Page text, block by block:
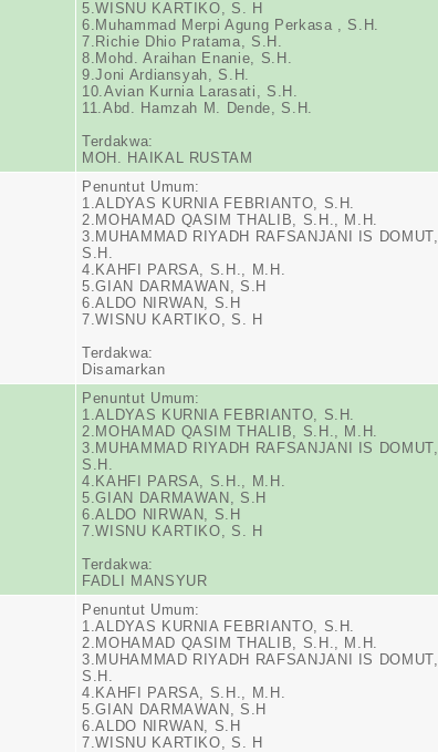
5.WISNU KARTIKO, S. H
6.Muhammad Merpi Agung Perkasa , S.H.
7.Richie Dhio Pratama, S.H.
8.Mohd. Araihan Enanie, S.H.
9.Joni Ardiansyah, S.H.
10.Avian Kurnia Larasati, S.H.
11.Abd. Hamzah M. Dende, S.H.
Terdakwa:
MOH. HAIKAL RUSTAM
Penuntut Umum:
1.ALDYAS KURNIA FEBRIANTO, S.H.
2.MOHAMAD QASIM THALIB, S.H., M.H.
3.MUHAMMAD RIYADH RAFSANJANI IS DOMUT,
S.H.
4.KAHFI PARSA, S.H., M.H.
5.GIAN DARMAWAN, S.H
6.ALDO NIRWAN, S.H
7.WISNU KARTIKO, S. H
Terdakwa:
Disamarkan
Penuntut Umum:
1.ALDYAS KURNIA FEBRIANTO, S.H.
2.MOHAMAD QASIM THALIB, S.H., M.H.
3.MUHAMMAD RIYADH RAFSANJANI IS DOMUT,
S.H.
4.KAHFI PARSA, S.H., M.H.
5.GIAN DARMAWAN, S.H
6.ALDO NIRWAN, S.H
7.WISNU KARTIKO, S. H
Terdakwa:
FADLI MANSYUR
Penuntut Umum:
1.ALDYAS KURNIA FEBRIANTO, S.H.
2.MOHAMAD QASIM THALIB, S.H., M.H.
3.MUHAMMAD RIYADH RAFSANJANI IS DOMUT,
S.H.
4.KAHFI PARSA, S.H., M.H.
5.GIAN DARMAWAN, S.H
6.ALDO NIRWAN, S.H
7.WISNU KARTIKO, S. H